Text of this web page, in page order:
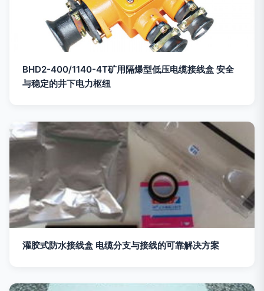
BHD2-400/1140-4T矿用隔爆型低压电缆接线盒 安全
与稳定的井下电力枢纽
灌胶式防水接线盒 电缆分支与接线的可靠解决方案